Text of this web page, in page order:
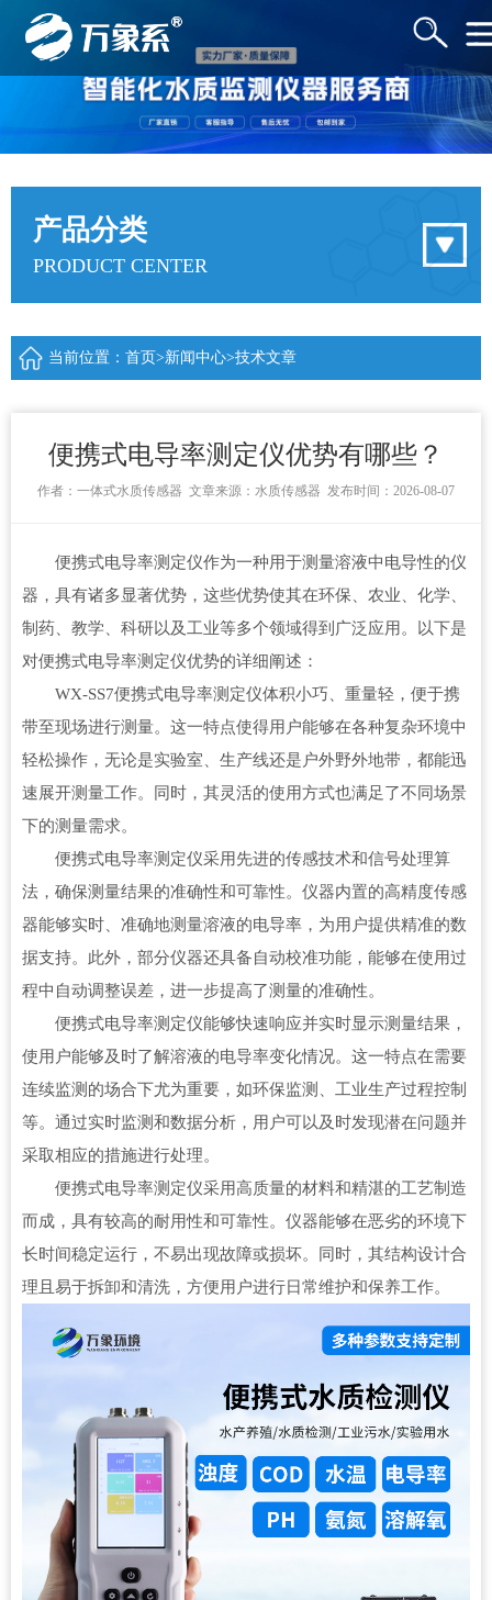
产品分类
PRODUCT CENTER
当前位置： 首页>新闻中心>技术文章
便携式电导率测定仪优势有哪些？
作者： 一体式水质传感器 文章来源： 水质传感器 发布时间：2026-08-07
便携式电导率测定仪作为一种用于测量溶液中电导性的仪
器，具有诸多显著优势，这些优势使其在环保、农业、化学、
制药、教学、科研以及工业等多个领域得到广泛应用。以下是
对便携式电导率测定仪优势的详细阐述：
WX-SS7便携式电导率测定仪体积小巧、重量轻，便于携
带至现场进行测量。这一特点使得用户能够在各种复杂环境中
轻松操作，无论是实验室、生产线还是户外野外地带，都能迅
速展开测量工作。同时，其灵活的使用方式也满足了不同场景
下的测量需求。
便携式电导率测定仪采用先进的传感技术和信号处理算
法，确保测量结果的准确性和可靠性。仪器内置的高精度传感
器能够实时、准确地测量溶液的电导率，为用户提供精准的数
据支持。此外，部分仪器还具备自动校准功能，能够在使用过
程中自动调整误差，进一步提高了测量的准确性。
便携式电导率测定仪能够快速响应并实时显示测量结果，
使用户能够及时了解溶液的电导率变化情况。这一特点在需要
连续监测的场合下尤为重要，如环保监测、工业生产过程控制
等。通过实时监测和数据分析，用户可以及时发现潜在问题并
采取相应的措施进行处理。
便携式电导率测定仪采用高质量的材料和精湛的工艺制造
而成，具有较高的耐用性和可靠性。仪器能够在恶劣的环境下
长时间稳定运行，不易出现故障或损坏。同时，其结构设计合
理且易于拆卸和清洗，方便用户进行日常维护和保养工作。